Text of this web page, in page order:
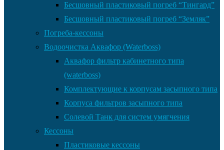
Бесшовный пластиковый погреб “Тингард”
Бесшовный пластиковый погреб “Земляк”
Погреба-кессоны
Водоочистка Аквафор (Waterboss)
Аквафор фильтр кабинетного типа
(waterboss)
Комплектующие к корпусам засыпного типа
Корпуса фильтров засыпного типа
Солевой Танк для систем умягчения
Кессоны
Пластиковые кессоны